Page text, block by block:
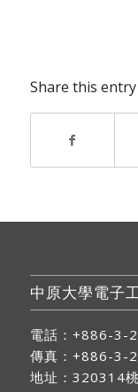
Share this entry
中原大學電子
電話：+886-3-
傳真：+886-3-
地址： 320314